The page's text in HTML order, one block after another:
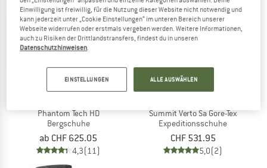
Phantom Tech HD
Bergschuhe
ab CHF 625.05
4,3(11)
Summit Verto Sa Gore-Tex
Expeditionsschuhe
CHF 531.95
5,0(2)
Einwilligung ist freiwillig, für die Nutzung dieser Website nicht notwendig und
kann jederzeit unter „Cookie Einstellungen“ im unteren Bereich unserer
Webseite widerrufen oder erstmals vergeben werden. Weitere Informationen,
auch zu Risiken der Drittlandstransfers, findest du in unseren
Datenschutzhinweisen
EINSTELLUNGEN ALLE AUSWÄHLEN